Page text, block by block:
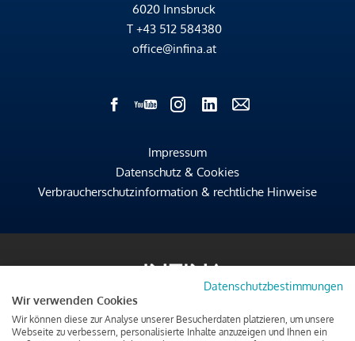
6020 Innsbruck
T +43 512 584380
office@infina.at
Impressum
Datenschutz & Cookies
Verbraucherschutzinformation & rechtliche Hinweise
Datenschutzbestimmungen
Wir verwenden Cookies
Wir können diese zur Analyse unserer Besucherdaten platzieren, um unsere
Webseite zu verbessern, personalisierte Inhalte anzuzeigen und Ihnen ein